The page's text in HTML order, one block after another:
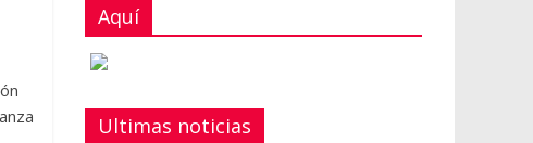
Aquí
Ultimas noticias